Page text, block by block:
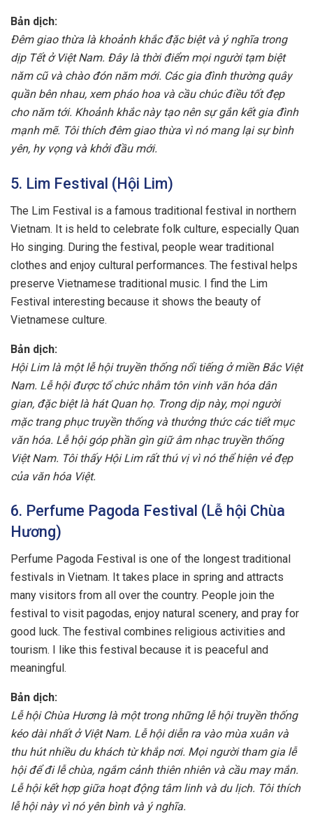
Bản dịch:
Đêm giao thừa là khoảnh khắc đặc biệt và ý nghĩa trong
dịp Tết ở Việt Nam. Đây là thời điểm mọi người tạm biệt
năm cũ và chào đón năm mới. Các gia đình thường quây
quần bên nhau, xem pháo hoa và cầu chúc điều tốt đẹp
cho năm tới. Khoảnh khắc này tạo nên sự gắn kết gia đình
mạnh mẽ. Tôi thích đêm giao thừa vì nó mang lại sự bình
yên, hy vọng và khởi đầu mới.
5. Lim Festival (Hội Lim)
The Lim Festival is a famous traditional festival in northern
Vietnam. It is held to celebrate folk culture, especially Quan
Ho singing. During the festival, people wear traditional
clothes and enjoy cultural performances. The festival helps
preserve Vietnamese traditional music. I find the Lim
Festival interesting because it shows the beauty of
Vietnamese culture.
Bản dịch:
Hội Lim là một lễ hội truyền thống nổi tiếng ở miền Bắc Việt
Nam. Lễ hội được tổ chức nhằm tôn vinh văn hóa dân
gian, đặc biệt là hát Quan họ. Trong dịp này, mọi người
mặc trang phục truyền thống và thưởng thức các tiết mục
văn hóa. Lễ hội góp phần gìn giữ âm nhạc truyền thống
Việt Nam. Tôi thấy Hội Lim rất thú vị vì nó thể hiện vẻ đẹp
của văn hóa Việt.
6. Perfume Pagoda Festival (Lễ hội Chùa
Hương)
Perfume Pagoda Festival is one of the longest traditional
festivals in Vietnam. It takes place in spring and attracts
many visitors from all over the country. People join the
festival to visit pagodas, enjoy natural scenery, and pray for
good luck. The festival combines religious activities and
tourism. I like this festival because it is peaceful and
meaningful.
Bản dịch:
Lễ hội Chùa Hương là một trong những lễ hội truyền thống
kéo dài nhất ở Việt Nam. Lễ hội diễn ra vào mùa xuân và
thu hút nhiều du khách từ khắp nơi. Mọi người tham gia lễ
hội để đi lễ chùa, ngắm cảnh thiên nhiên và cầu may mắn.
Lễ hội kết hợp giữa hoạt động tâm linh và du lịch. Tôi thích
lễ hội này vì nó yên bình và ý nghĩa.